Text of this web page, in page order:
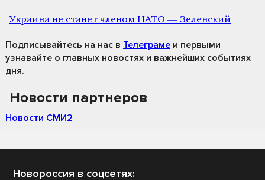
Украина не станет членом НАТО — Зеленский
Подписывайтесь на нас в Телеграме и первыми
узнавайте о главных новостях и важнейших событиях
дня.
Новости партнеров
Новости СМИ2
Новороссия в соцсетях: